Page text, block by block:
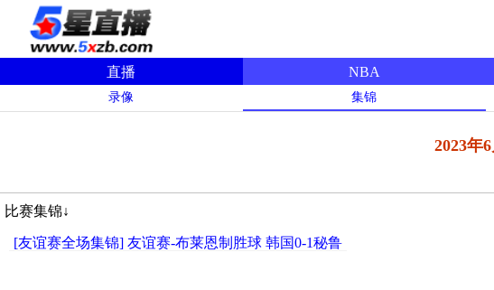
直播 NBA
录像 集锦
2023年
比赛集锦↓
[友谊赛全场集锦] 友谊赛-布莱恩制胜球 韩国0-1秘鲁